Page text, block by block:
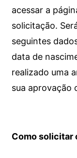
acessar a
solicitação.
seguintes
data de
realizado uma
sua aprovação
Como solicitar